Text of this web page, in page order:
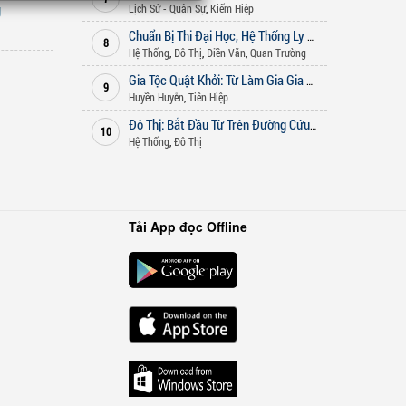
Lịch Sử - Quân Sự, Kiếm Hiệp
8
Chuẩn Bị Thi Đại Học, Hệ Thống Ly Hôn Nghịch Tập Liền Xuất Hiện
Hệ Thống Đô Thị Điền Văn Quan Trường
9
Gia Tộc Quật Khởi: Từ Làm Gia Gia Bắt Đầu
Huyền Huyễn Tiên Hiệp
10
Đô Thị: Bắt Đầu Từ Trên Đường Cứu Người
Hệ Thống Đô Thị
Tải App đọc Offline